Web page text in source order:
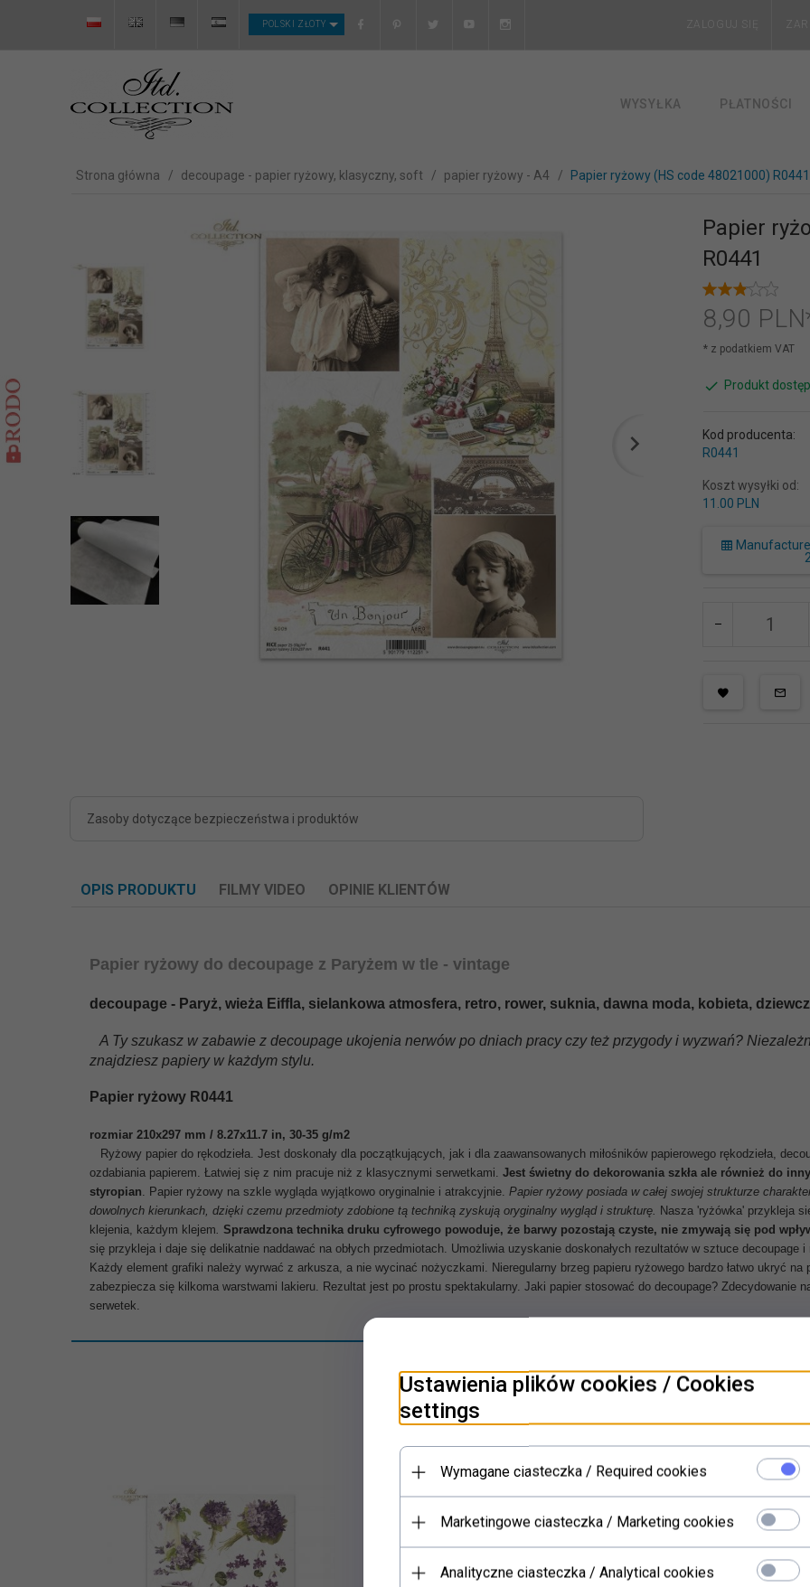
CURRENCY_H
POLSKI ZŁOTY ZALOGUJ SIĘ
WYSYŁKA PŁATNOŚCI
Strona główna decoupage - papier ryżowy, klasyczny, soft papier ryżowy - A4 Papier ryżowy (HS code 48021000) R0441
Zasoby dotyczące bezpieczeństwa i produktów
Papier
R0441
8,90
* z podatkiem VAT
Produkt
Kod producenta:
R0441
Koszt wysyłki od:
11.00 PLN
OPIS PRODUKTU FILMY VIDEO OPINIE KLIENTÓW
Papier ryżowy do decoupage z Paryżem w tle - vintage
decoupage - Paryż, wieża Eiffla, sielankowa atmosfera, retro, rower, suknia, dawna moda, kobieta,
A Ty szukasz w zabawie z decoupage ukojenia nerwów po dniach pracy czy też przygody i wyzwań?
znajdziesz papiery w każdym stylu.
Papier ryżowy R0441
rozmiar 210x297 mm / 8.27x11.7 in, 30-35 g/m2
Ryżowy papier do rękodzieła. Jest doskonały dla początkujących, jak i dla zaawansowanych miłośników papierowego rękodzieła,
ozdabiania papierem. Łatwiej się z nim pracuje niż z klasycznymi serwetkami. Jest świetny do dekorowania szkła ale również do
styropian
Papier ryżowy na szkle wygląda wyjątkowo oryginalnie i atrakcyjnie Papier ryżowy posiada w całej swojej strukturze
dowolnych kierunkach, dzięki czemu przedmioty zdobione tą techniką zyskują oryginalny wygląd i strukturę.
Nasza 'ryżówka' przykleja
klejenia, każdym klejem Sprawdzona technika druku cyfrowego powoduje, że barwy pozostają czyste, nie zmywają się pod
się przykleja i daje się delikatnie naddawać na obłych przedmiotach. Umożliwia uzyskanie doskonałych rezultatów w sztuce decoupage i
Każdy element grafiki należy wyrwać z arkusza, a nie wycinać nożyczkami. Nieregularny brzeg papieru ryżowego bardzo łatwo ukryć
zabezpiecza się kilkoma warstwami lakieru. Rezultat jest po prostu spektakularny. Jaki papier stosować do decoupage? Zdecydowanie
serwetek.
PRODUKTY POWIĄZANE
Ustawienia plików cookies / Cookies
settings
Wymagane ciasteczka / Required cookies
Marketingowe ciasteczka / Marketing cookies
Analityczne ciasteczka / Analytical cookies